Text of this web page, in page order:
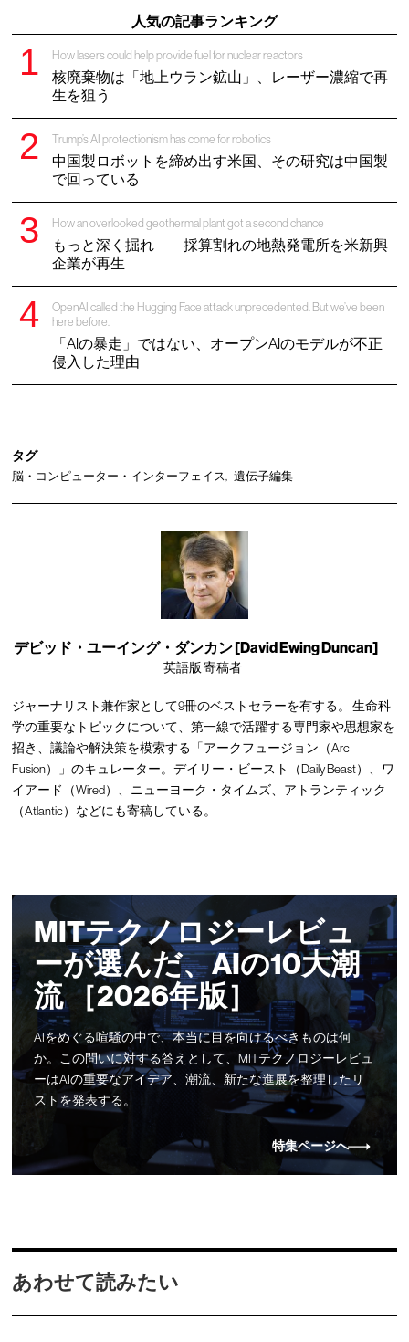
人気の記事ランキング
How lasers could help provide fuel for nuclear reactors
核廃棄物は「地上ウラン鉱山」、レーザー濃縮で再
生を狙う
Trump’s AI protectionism has come for robotics
中国製ロボットを締め出す米国、その研究は中国製
で回っている
How an overlooked geothermal plant got a second chance
もっと深く掘れ——採算割れの地熱発電所を米新興
企業が再生
OpenAI called the Hugging Face attack unprecedented. But we’ve been
here before.
「AIの暴走」ではない、オープンAIのモデルが不正
侵入した理由
タグ
脳・コンピューター・インターフェイス 遺伝子編集
デビッド・ユーイング・ダンカン [David Ewing Duncan]
英語版 寄稿者
ジャーナリスト兼作家として9冊のベストセラーを有する。 生命科
学の重要なトピックについて、第一線で活躍する専門家や思想家を
招き、議論や解決策を模索する「アークフュージョン（Arc
Fusion）」のキュレーター。デイリー・ビースト（Daily Beast）、ワ
イアード（Wired）、ニューヨーク・タイムズ、アトランティック
（Atlantic）などにも寄稿している。
MITテクノロジーレビュ
ーが選んだ、AIの10大潮
流 ［2026年版］
AIをめぐる喧騒の中で、本当に目を向けるべきものは何
か。この問いに対する答えとして、MITテクノロジーレビュ
ーはAIの重要なアイデア、潮流、新たな進展を整理したリ
ストを発表する。
特集ページへ
あわせて読みたい